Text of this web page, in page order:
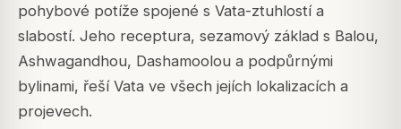
pohybové potíže spojené s Vata-ztuhlostí a
slabostí. Jeho receptura, sezamový základ s Balou,
Ashwagandhou, Dashamoolou a podpůrnými
bylinami, řeší Vata ve všech jejích lokalizacích a
projevech.